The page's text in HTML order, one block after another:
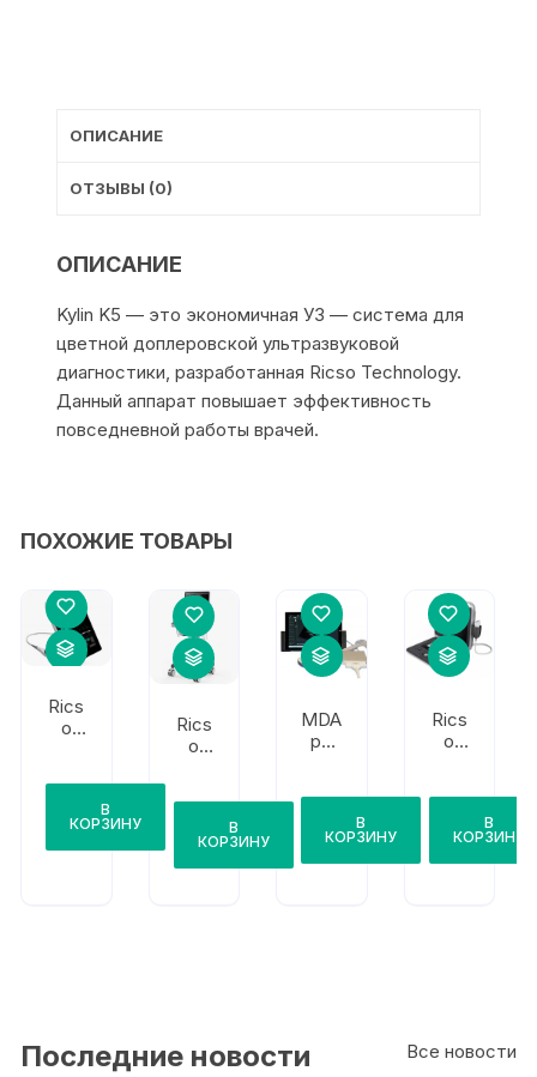
ОПИСАНИЕ
ОТЗЫВЫ (0)
ОПИСАНИЕ
Kylin K5 — это экономичная УЗ — система для
цветной доплеровской ультразвуковой
диагностики, разработанная Ricso Technology.
Данный аппарат повышает эффективность
повседневной работы врачей.
ПОХОЖИЕ ТОВАРЫ
Rics
o
Р6
В
КОРЗИНУ
Rics
o
Kylin
K3
В
КОРЗИНУ
MDA
pp
В
КОРЗИНУ
Rics
o
Auro
ra
A7
В
КОРЗИНУ
Все новости
Последние новости